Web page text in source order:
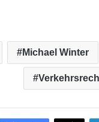
Michael Winter